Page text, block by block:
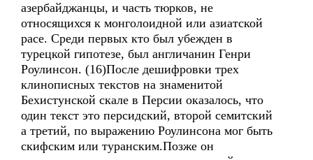
азербайджанцы, и часть тюрков, не
относящихся к монголоидной или азиатской
расе. Среди первых кто был убежден в
турецкой гипотезе, был англичанин Генри
Роулинсон. (16)После дешифровки трех
клинописных текстов на знаменитой
Бехистунской скале в Персии оказалось, что
один текст это персидский, второй семитский
а третий, по выражению Роулинсона мог быть
скифским или туранским.Позже он